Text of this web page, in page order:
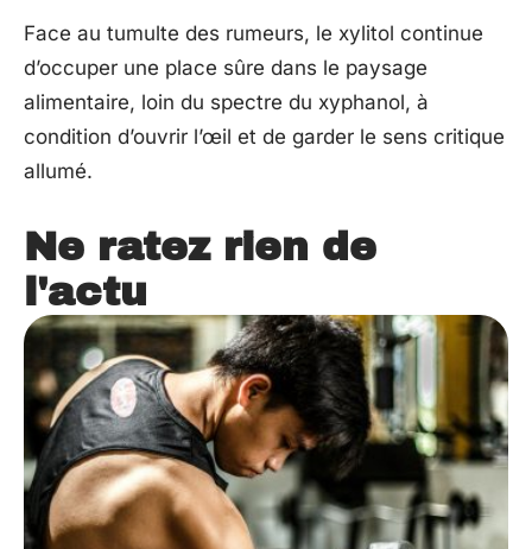
Face au tumulte des rumeurs, le xylitol continue
d’occuper une place sûre dans le paysage
alimentaire, loin du spectre du xyphanol, à
condition d’ouvrir l’œil et de garder le sens critique
allumé.
Ne ratez rien de
l'actu